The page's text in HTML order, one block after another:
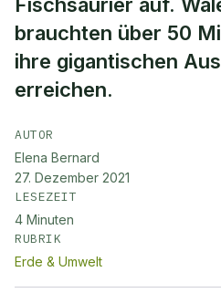
brauchten über 50
ihre gigantischen
erreichen.
AUTOR
Elena Bernard
27. Dezember 2021
LESEZEIT
4 Minuten
RUBRIK
Erde & Umwelt